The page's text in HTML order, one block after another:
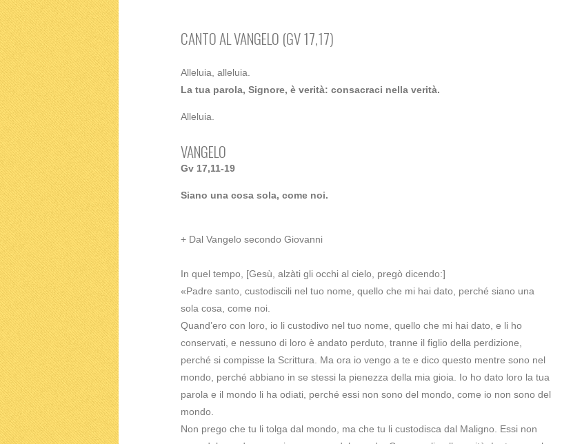
CANTO AL VANGELO (GV 17,17)
Alleluia, alleluia.
La tua parola, Signore, è verità: consacraci nella verità.
Alleluia.
VANGELO
Gv 17,11-19
Siano una cosa sola, come noi.
+ Dal Vangelo secondo Giovanni
In quel tempo, [Gesù, alzàti gli occhi al cielo, pregò dicendo:]
«Padre santo, custodiscili nel tuo nome, quello che mi hai dato, perché siano una
sola cosa, come noi.
Quand’ero con loro, io li custodivo nel tuo nome, quello che mi hai dato, e li ho
conservati, e nessuno di loro è andato perduto, tranne il figlio della perdizione,
perché si compisse la Scrittura. Ma ora io vengo a te e dico questo mentre sono nel
mondo, perché abbiano in se stessi la pienezza della mia gioia. Io ho dato loro la tua
parola e il mondo li ha odiati, perché essi non sono del mondo, come io non sono del
mondo.
Non prego che tu li tolga dal mondo, ma che tu li custodisca dal Maligno. Essi non